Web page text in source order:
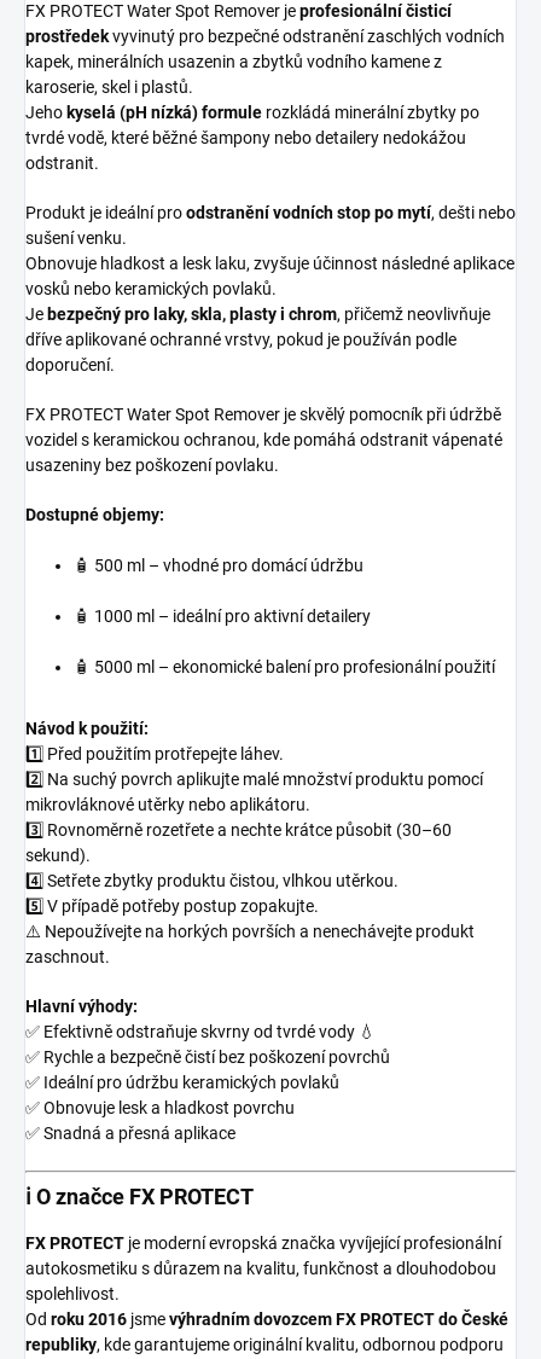
FX PROTECT Water Spot Remover jeprofesionální čisticí
prostředekvyvinutý pro bezpečné odstranění zaschlých vodních
kapek, minerálních usazenin a zbytků vodního kamene z
karoserie, skel i plastů.
Jeho kyselá (pH nízká) formule rozkládá minerální zbytky po
tvrdé vodě, které běžné šampony nebo detailery nedokážou
odstranit.
Produkt je ideální proodstranění vodních stop po mytí, dešti nebo
sušení venku.
Obnovuje hladkost a lesk laku, zvyšuje účinnost následné aplikace
vosků nebo keramických povlaků.
Je bezpečný pro laky, skla, plasty i chrom, přičemž neovlivňuje
dříve aplikované ochranné vrstvy, pokud je používán podle
doporučení.
FX PROTECT Water Spot Remover je skvělý pomocník při údržbě
vozidel s keramickou ochranou, kde pomáhá odstranit vápenaté
usazeniny bez poškození povlaku.
Dostupné objemy:
🧴 500 ml – vhodné pro domácí údržbu
🧴 1000 ml – ideální pro aktivní detailery
🧴 5000 ml – ekonomické balení pro profesionální použití
Návod k použití:
1️⃣ Před použitím protřepejte láhev.
2️⃣ Na suchý povrch aplikujte malé množství produktu pomocí
mikrovláknové utěrky nebo aplikátoru.
3️⃣ Rovnoměrně rozetřete a nechte krátce působit (30–60
sekund).
4️⃣ Setřete zbytky produktu čistou, vlhkou utěrkou.
5️⃣ V případě potřeby postup zopakujte.
⚠️ Nepoužívejte na horkých površích a nenechávejte produkt
zaschnout.
Hlavní výhody:
✅ Efektivně odstraňuje skvrny od tvrdé vody 💧
✅ Rychle a bezpečně čistí bez poškození povrchů
✅ Ideální pro údržbu keramických povlaků
✅ Obnovuje lesk a hladkost povrchu
✅ Snadná a přesná aplikace
ℹ️ O značce FX PROTECT
FX PROTECT je moderní evropská značka vyvíjející profesionální
autokosmetiku s důrazem na kvalitu, funkčnost a dlouhodobou
spolehlivost.
Od roku 2016 jsmevýhradním dovozcem FX PROTECT do České
republiky, kde garantujeme originální kvalitu, odbornou podporu